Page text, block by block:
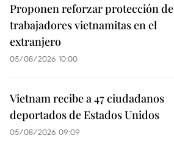
Proponen reforzar protección de
trabajadores vietnamitas en el
extranjero
05/08/2026 10:00
Vietnam recibe a 47 ciudadanos
deportados de Estados Unidos
05/08/2026 09:09